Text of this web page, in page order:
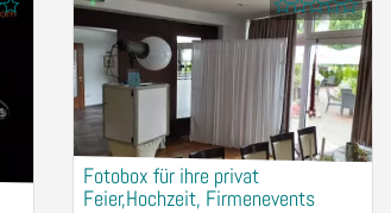
Fotobox für ihre privat
Feier,Hochzeit, Firmenevents